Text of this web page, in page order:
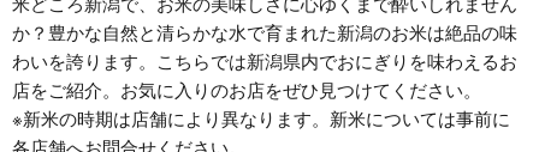
か？豊かな自然と清らかな水で育まれた新潟のお米は絶品の味
わいを誇ります。こちらでは新潟県内でおにぎりを味わえるお
店をご紹介。お気に入りのお店をぜひ見つけてください。
※新米の時期は店舗により異なります。新米については事前に
各店舗へお問合せください。